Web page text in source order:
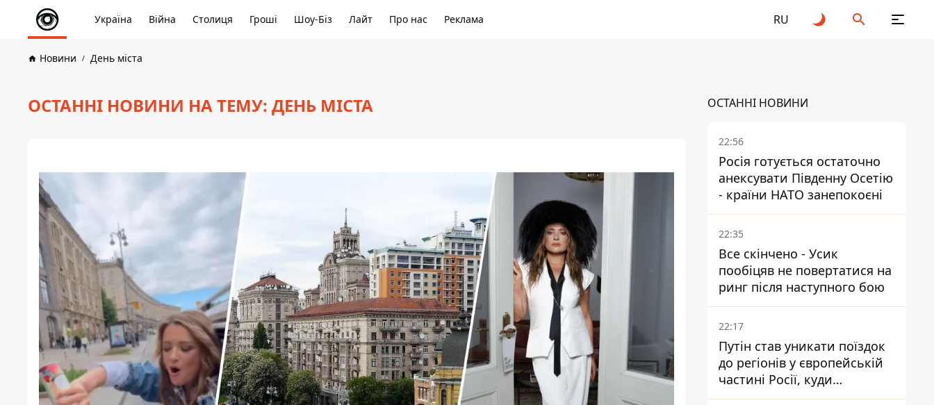
Україна Війна Столиця Гроші Шоу-Біз Лайт Про нас Реклама RU
Новини День міста
ОСТАННІ НОВИНИ НА ТЕМУ: ДЕНЬ МІСТА ОСТАННІ НОВИНИ
22:56
Росія готується остаточно
анексувати Південну Осетію
- країни НАТО занепокоєні
22:35
Все скінчено - Усик
пообіцяв не повертатися на
ринг після наступного бою
22:17
Путін став уникати поїздок
до регіонів у європейській
частині Росії, куди
регулярно долітають дрони